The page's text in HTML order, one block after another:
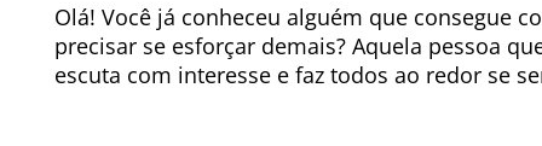
Olá! Você já conheceu alguém que consegue
precisar se esforçar demais? Aquela pessoa
escuta com interesse e faz todos ao redor se